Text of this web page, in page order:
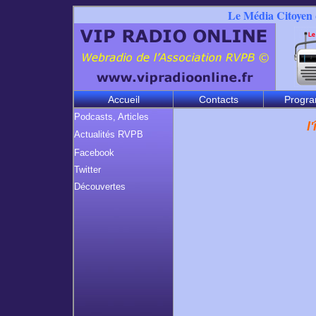
Le Média
Accueil Contacts
Podcasts, Articles
Actualités RVPB
Facebook
Twitter
Découvertes